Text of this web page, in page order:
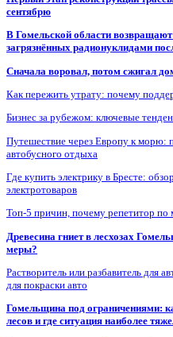
сентябрю
В Гомельской области возвращают
загрязнённых радионуклидами
Сначала воровал, потом сжигал
Как пережить утрату: почему
Бизнес за рубежом: ключевые
Путешествие через Европу к морю:
автобусного отдыха
Где купить электрику в Бресте:
электротоваров
Топ-5 причин, почему репетитор
Древесина гниет в лесхозах
меры?
Растворитель или разбавитель для
для покраски авто
Гомельщина под ограничениями:
лесов и где ситуация наиболее